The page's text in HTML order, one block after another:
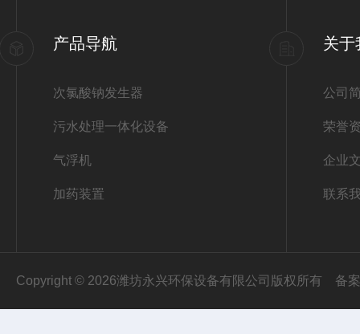
产品导航
次氯酸钠发生器
污水处理一体化设备
气浮机
加药装置
关于
公司
荣誉
企业
联系
Copyright © 2026潍坊永兴环保设备有限公司版权所有 备